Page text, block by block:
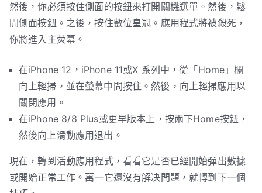
然後，你必須按住側面的按鈕來打開關機選單。然後，鬆
開側面按鈕。之後，按住數位皇冠。應用程式將被殺死，
你將進入主荧幕。
在iPhone 12，iPhone 11或X 系列中，從「Home」欄
向上輕掃，並在螢幕中間按住。然後，向上輕掃應用以
關閉應用。
在iPhone 8/8 Plus或更早版本上，按兩下Home按鈕，
然後向上滑動應用退出。
現在，轉到活動應用程式，看看它是否已經開始彈出數據
或開始正常工作。萬一它還沒有解决問題，就轉到下一個